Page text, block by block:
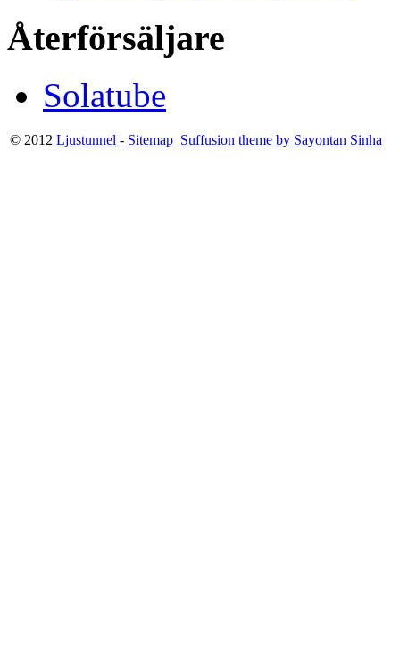
Återförsäljare
Solatube
© 2012 Ljustunnel - Sitemap Suffusion theme by Sayontan Sinha